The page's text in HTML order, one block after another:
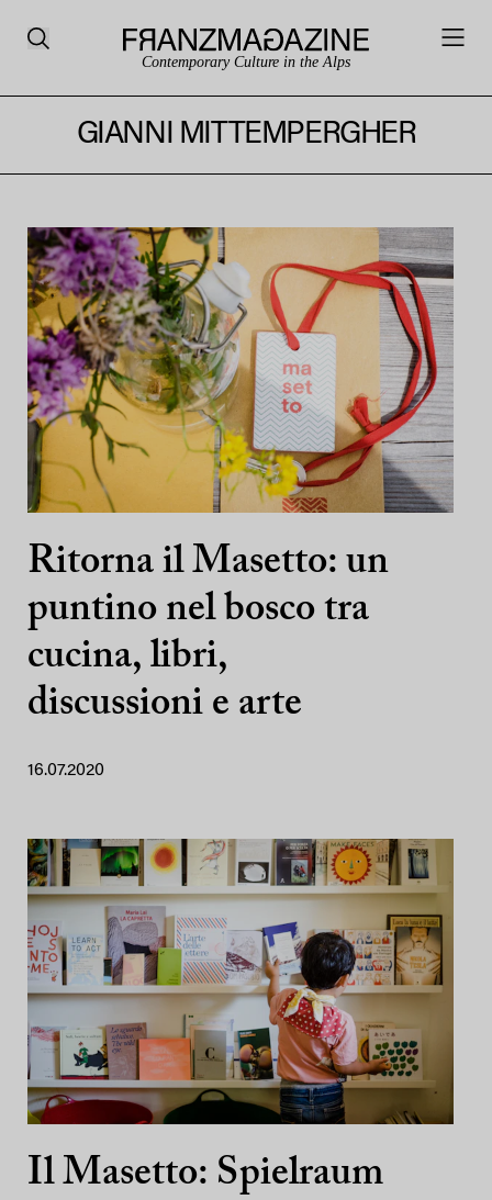
Contemporary Culture in the Alps
GIANNI MITTEMPERGHER
Ritorna il Masetto: un
puntino nel bosco tra
cucina, libri,
discussioni e arte
16.07.2020
Il Masetto: Spielraum